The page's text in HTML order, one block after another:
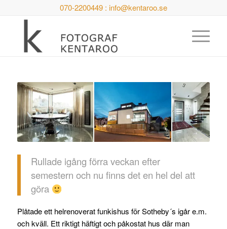
070-2200449 : info@kentaroo.se
Rullade igång förra veckan efter
semestern och nu finns det en hel del att
göra
Plåtade ett helrenoverat funkishus för Sotheby´s igår e.m.
och kväll. Ett riktigt häftigt och påkostat hus där man